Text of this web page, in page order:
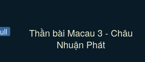
Thần bài Macau 3 - Châu
Nhuận Phát